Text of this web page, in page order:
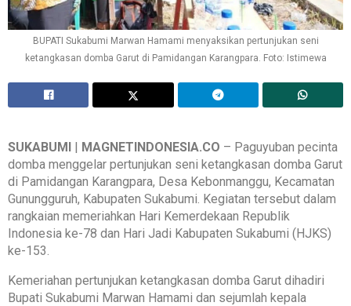
BUPATI Sukabumi Marwan Hamami menyaksikan pertunjukan seni
ketangkasan domba Garut di Pamidangan Karangpara. Foto: Istimewa
SUKABUMI | MAGNETINDONESIA.CO – Paguyuban pecinta
domba menggelar pertunjukan seni ketangkasan domba Garut
di Pamidangan Karangpara, Desa Kebonmanggu, Kecamatan
Gunungguruh, Kabupaten Sukabumi. Kegiatan tersebut dalam
rangkaian memeriahkan Hari Kemerdekaan Republik
Indonesia ke-78 dan Hari Jadi Kabupaten Sukabumi (HJKS)
ke-153.
Kemeriahan pertunjukan ketangkasan domba Garut dihadiri
Bupati Sukabumi Marwan Hamami dan sejumlah kepala